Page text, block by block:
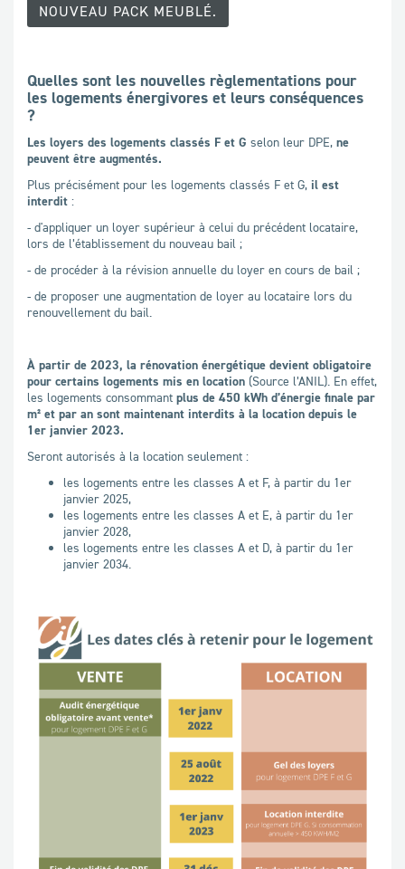
NOUVEAU PACK MEUBLÉ.
Quelles sont les nouvelles règlementations pour
les logements énergivores et leurs conséquences
?
Les loyers des logements classés F et G selon leur DPE, ne
peuvent être augmentés.
Plus précisément pour les logements classés F et G, il est
interdit :
- d'appliquer un loyer supérieur à celui du précédent locataire,
lors de l’établissement du nouveau bail ;
- de procéder à la révision annuelle du loyer en cours de bail ;
- de proposer une augmentation de loyer au locataire lors du
renouvellement du bail.
À partir de 2023, la rénovation énergétique devient obligatoire
pour certains logements mis en location (Source l’ANIL). En effet,
les logements consommant plus de 450 kWh d’énergie finale par
m² et par an sont maintenant interdits à la location depuis le
1er janvier 2023.
Seront autorisés à la location seulement :
les logements entre les classes A et F, à partir du 1er
janvier 2025,
les logements entre les classes A et E, à partir du 1er
janvier 2028,
les logements entre les classes A et D, à partir du 1er
janvier 2034.